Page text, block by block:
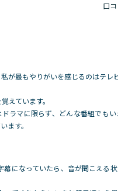
口
が最もやりがいを感じるのはテレ
えています。
ラマに限らず、どんな番組でも
ます。
になっていたら、音が聞こえる